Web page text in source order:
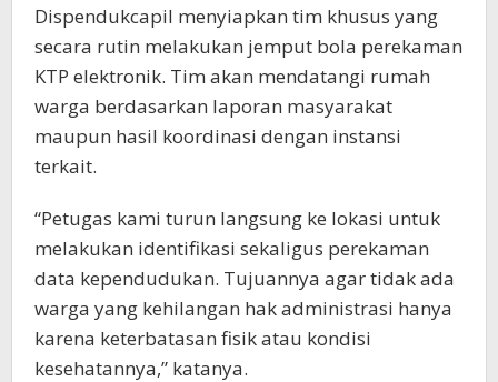
Dispendukcapil menyiapkan tim khusus yang
secara rutin melakukan jemput bola perekaman
KTP elektronik. Tim akan mendatangi rumah
warga berdasarkan laporan masyarakat
maupun hasil koordinasi dengan instansi
terkait.
“Petugas kami turun langsung ke lokasi untuk
melakukan identifikasi sekaligus perekaman
data kependudukan. Tujuannya agar tidak ada
warga yang kehilangan hak administrasi hanya
karena keterbatasan fisik atau kondisi
kesehatannya,” katanya.